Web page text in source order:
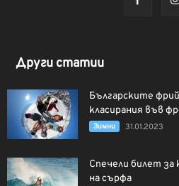
Други статии
Българските
класирания във
Зимни 31.01.2023
Спечели билет за
на сърфа